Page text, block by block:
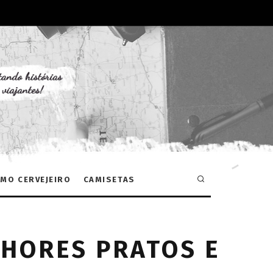
CERVEJEIRO CAMISETAS
PRATOS E